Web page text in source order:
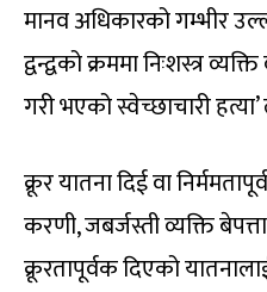
मानव अधिकारको गम्भीर
द्वन्द्वको क्रममा निःशस्त्र
गरी भएको स्वेच्छाचारी
क्रूर यातना दिई वा
करणी, जबर्जस्ती व्यक्ति
क्रूरतापूर्वक दिएको